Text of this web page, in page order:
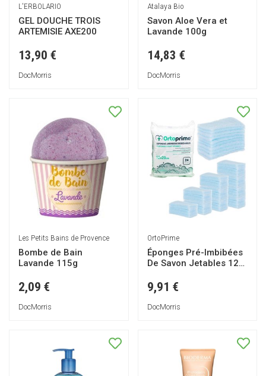
L'ERBOLARIO
GEL DOUCHE TROIS
ARTEMISIE AXE200
13,90 €
DocMorris
Atalaya Bio
Savon Aloe Vera et
Lavande 100g
14,83 €
DocMorris
Les Petits Bains de Provence
Bombe de Bain
Lavande 115g
2,09 €
DocMorris
OrtoPrime
Éponges Pré-Imbibées
De Savon Jetables 120
9,91 €
DocMorris